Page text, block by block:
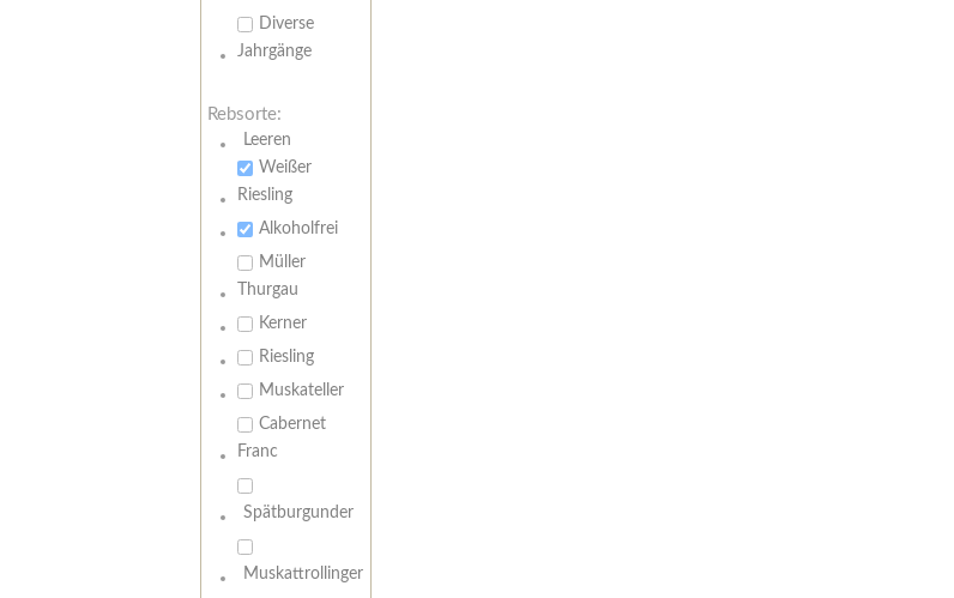
Diverse
Jahrgänge
Rebsorte:
Leeren
Weißer
Riesling
Alkoholfrei
Müller
Thurgau
Kerner
Riesling
Muskateller
Cabernet
Franc
Spätburgunder
Muskattrollinger